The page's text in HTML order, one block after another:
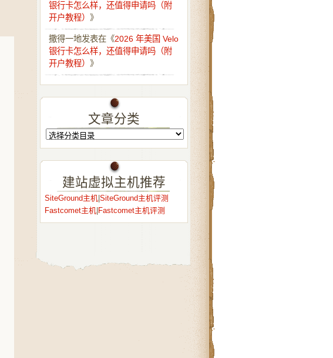
银行卡怎么样，还值得申请吗（附
开户教程） 》
撒得一地发表在《2026 年美国 Velo
银行卡怎么样，还值得申请吗（附
开户教程） 》
文章分类
建站虚拟主机推荐
SiteGround主机| SiteGround主机评测
Fastcomet主机| Fastcomet主机评测